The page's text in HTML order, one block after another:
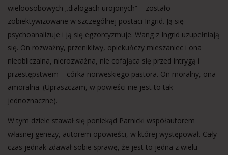
wieloosobowych „dialogach urojonych” – zostało
zobiektywizowane w szczególnej postaci Ingrid. Ją się
psychoanalizuje i ją się egzorcyzmuje. Wang z Ingrid uzupełniają
się. On rozważny, przenikliwy, opiekuńczy mieszaniec i ona
nieobliczalna, nierozważna, nie cofająca się przed intrygą i
przestępstwem – córka norweskiego pastora. On moralny, ona
amoralna. (Upraszczam, w powieści nie jest to tak
jednoznaczne).
W tym dziele stawał się poniekąd Parnicki współautorem
własnej genezy, autorem opowieści, w której występował. Cały
czas jednak zdawał sobie sprawę, że jest to jedna z wielu